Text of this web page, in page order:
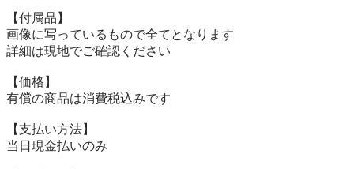
【付属品】
画像に写っているもので全てとなります
詳細は現地でご確認ください
【価格】
有償の商品は消費税込みです
【⽀払い⽅法】
当⽇現⾦払いのみ